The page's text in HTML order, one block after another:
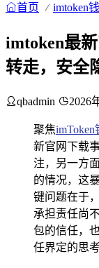
首页 imtoken
imtoken最
转走，安全
qbadmin 2026
聚焦imToken
新官网下载
注，另一方
的情况，这
键问题在于
承担责任尚
包的信任，
任界定的思